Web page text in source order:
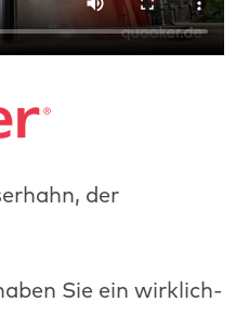
der
Sie ein wirk­lich­